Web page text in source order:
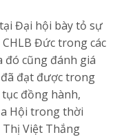
Đại hội bày tỏ sự
Đức trong các
đó cũng đánh giá
đã đạt được trong
đồng hành,
Hội trong thời
Thị Việt Thắng